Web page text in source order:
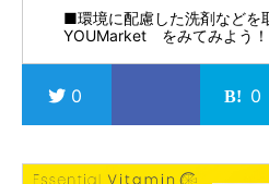
■環境に配慮した洗剤などを
YOUMarket をみてみよう！
0 0